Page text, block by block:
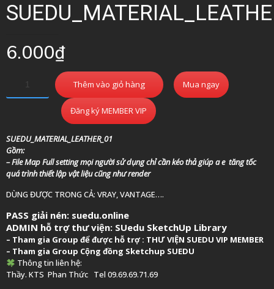
6.000₫
Thêm vào giỏ hàng Mua ngay
Đăng ký MEMBER VIP
SUEDU_MATERIAL_LEATHER_01
Gồm:
– File Map Full setting mọi người sử dụng chỉ cần kéo thả giúp a e tăng tốc
quá trình thiết lập vật liệu cũng như render
DÙNG ĐƯỢC TRONG CẢ: VRAY, VANTAGE….
PASS giải nén: suedu.online
ADMIN hỗ trợ thư viện: SUedu SketchUp Library
– Tham gia Group để được hỗ trợ : THƯ VIỆN SUEDU VIP MEMBER
– Tham gia Group Cộng đồng Sketchup SUEDU
Thông tin liên hệ:
Thầy. KTS Phan Thức Tel 09.69.69.71.69